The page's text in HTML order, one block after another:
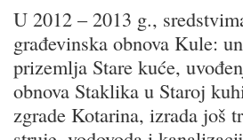
U 2012 – 2013 g.,
građevinska obnova Kule:
prizemlja Stare kuće,
obnova Staklika u Staroj
zgrade Kotarina, izrada još